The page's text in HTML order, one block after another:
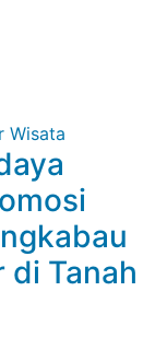
Wisata
di Tanah